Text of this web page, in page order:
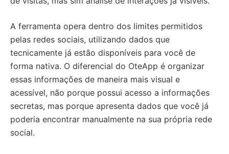
A ferramenta opera dentro dos limites permitidos
pelas redes sociais, utilizando dados que
tecnicamente já estão disponíveis para você de
forma nativa. O diferencial do OteApp é organizar
essas informações de maneira mais visual e
acessível, não porque possui acesso a informações
secretas, mas porque apresenta dados que você já
poderia encontrar manualmente na sua própria rede
social.